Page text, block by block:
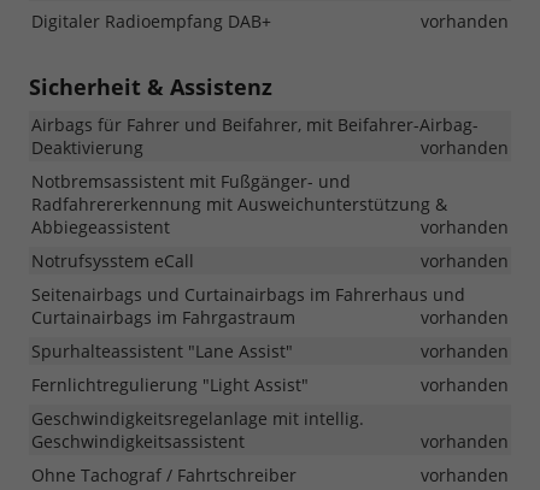
Digitaler Radioempfang DAB+
vorhanden
Sicherheit & Assistenz
Airbags für Fahrer und Beifahrer, mit Beifahrer-Airbag-
Deaktivierung
vorhanden
Notbremsassistent mit Fußgänger- und
Radfahrererkennung mit Ausweichunterstützung &
Abbiegeassistent
vorhanden
Notrufsysstem eCall
vorhanden
Seitenairbags und Curtainairbags im Fahrerhaus und
Curtainairbags im Fahrgastraum
vorhanden
Spurhalteassistent "Lane Assist"
vorhanden
Fernlichtregulierung "Light Assist"
vorhanden
Geschwindigkeitsregelanlage mit intellig.
Geschwindigkeitsassistent
vorhanden
Ohne Tachograf / Fahrtschreiber
vorhanden